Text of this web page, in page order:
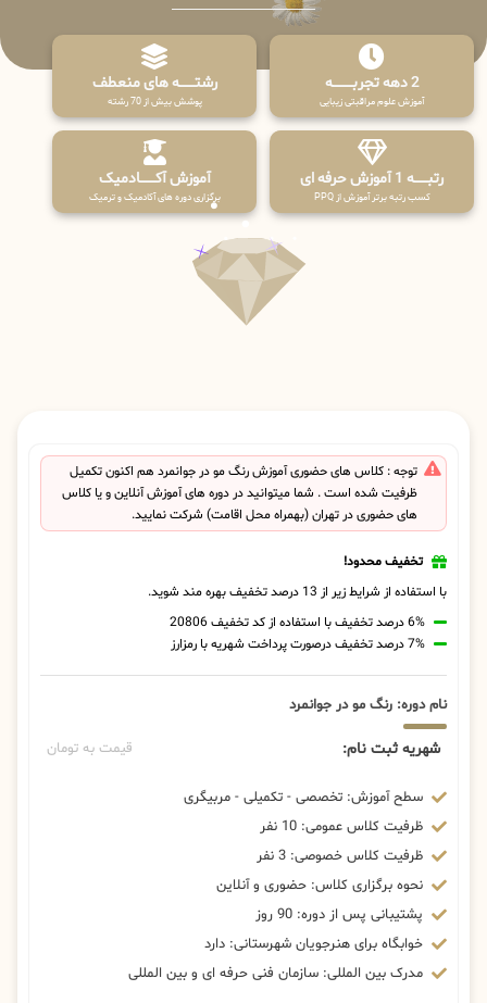
2 دهه تجربـــــــــه
آموزش علوم مراقبتی زیبایی
رشتـــــــه های منعطف
پوشش بیش از 70 رشته
رتبــــــه 1 آموزش حرفه ای
کسب رتبه برتر آموزش از PPQ
آموزش آکـــــــادمیک
برگزاری دوره های آکادمیک و ترمیک
توجه : کلاس های حضوری آموزش رنگ مو در جوانمرد هم اکنون تکمیل
ظرفیت شده است . شما میتوانید در دوره های آموزش آنلاین و یا کلاس
های حضوری در تهران (بهمراه محل اقامت) شرکت نمایید.
تخفیف محدود!
با استفاده از شرایط زیر از 13 درصد تخفیف بهره مند شوید.
6% درصد تخفیف با استفاده از کد تخفیف 20806
7% درصد تخفیف درصورت پرداخت شهریه با رمزارز
نام دوره: رنگ مو در جوانمرد
شهریه ثبت نام: قیمت به تومان
سطح آموزش: تخصصی - تکمیلی - مربیگری
ظرفیت کلاس عمومی: 10 نفر
ظرفیت کلاس خصوصی: 3 نفر
نحوه برگزاری کلاس: حضوری و آنلاین
پشتیبانی پس از دوره: 90 روز
خوابگاه برای هنرجویان شهرستانی: دارد
مدرک بین المللی: سازمان فنی حرفه ای و بین المللی